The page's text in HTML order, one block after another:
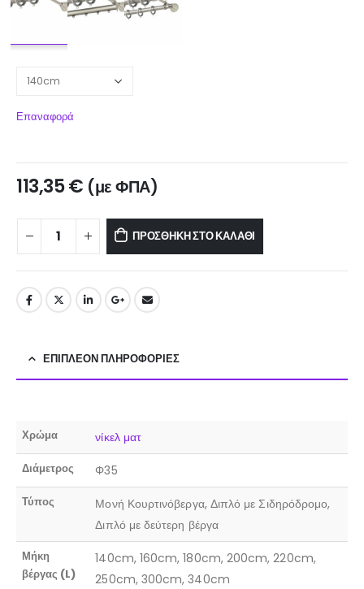
Επαναφορά
113,35€ (με ΦΠΑ)
ΠΡΟΣΘΉΚΗ ΣΤΟ ΚΑΛΆΘΙ
ΕΠΙΠΛΈΟΝ ΠΛΗΡΟΦΟΡΊΕΣ
Χρώμα νίκελ ματ
Διάμετρος Φ35
Τύπος
Μονή Κουρτινόβεργα, Διπλό με Σιδηρόδρομο,
Διπλό με δεύτερη βέργα
Μήκη
βέργας (L)
140cm, 160cm, 180cm, 200cm, 220cm,
250cm, 300cm, 340cm